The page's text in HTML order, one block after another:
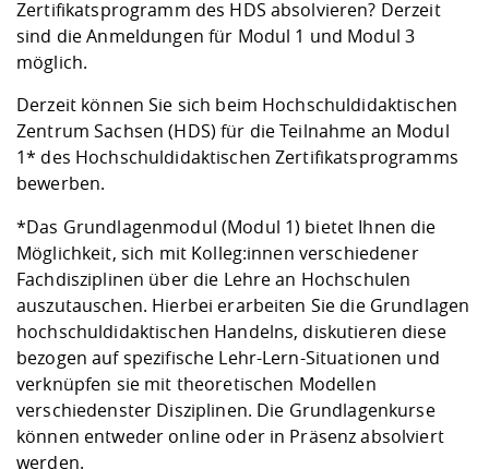
Vorbereitung
Checkliste zum
Studien- und
und Physik
Digitales Lernen
Fremdsprachen
Jobs, Praktika,
Studieren in
Studentenwerk
Angebote der
Arbeit
Career Service
Weiterbilden im
Formulare und
Internationale
FIS -
Prototyping und
Gründung und
Kontakt &
Klimaschutz &
Förderverein
Gremien und
Informatik/
Landbau/
Maschinenbau
Angebote für Unternehmen
Qualitätssicherung
Zertifikatsprogramm des HDS absolvieren? Derzeit
sind die Anmeldungen für Modul 1 und Modul 3
möglich.
Derzeit können Sie sich beim Hochschuldidaktischen
Zentrum Sachsen (HDS) für die Teilnahme an Modul
1* des Hochschuldidaktischen Zertifikatsprogramms
bewerben.
*Das Grundlagenmodul (Modul 1) bietet Ihnen die
Möglichkeit, sich mit Kolleg:innen verschiedener
Fachdisziplinen über die Lehre an Hochschulen
auszutauschen. Hierbei erarbeiten Sie die Grundlagen
hochschuldidaktischen Handelns, diskutieren diese
bezogen auf spezifische Lehr-Lern-Situationen und
verknüpfen sie mit theoretischen Modellen
verschiedenster Disziplinen. Die Grundlagenkurse
können entweder online oder in Präsenz absolviert
werden.